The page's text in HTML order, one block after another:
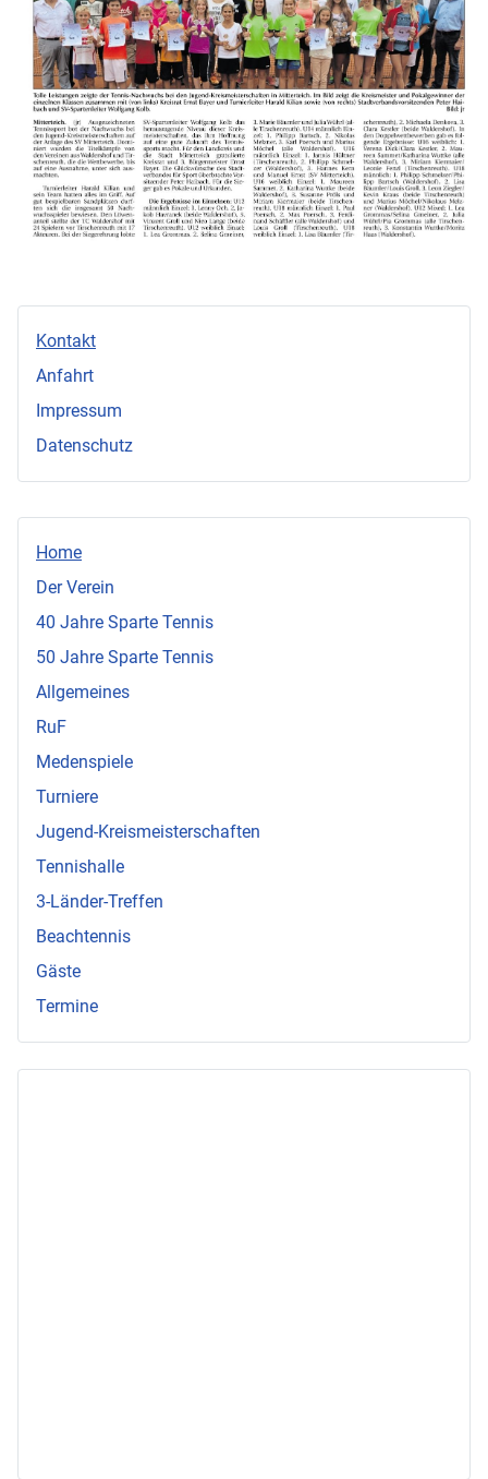
Home
Der Verein
40 Jahre Sparte Tennis
50 Jahre Sparte Tennis
Allgemeines
RuF
Medenspiele
Turniere
Jugend-Kreismeisterschaften
Tennishalle
3-Länder-Treffen
Beachtennis
Gäste
Termine
Kontakt
Anfahrt
Impressum
Datenschutz